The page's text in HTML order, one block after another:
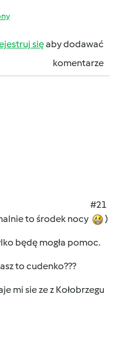
sięaby dodawać
komentarze
#21
to środek nocy
)
będę mogła pomoc.
to cudenko???
mi sie ze z Kołobrzegu